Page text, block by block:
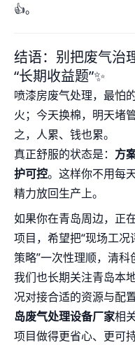
👍。
结语：别把废气治
“长期收益题”✨
喷漆房废气处理，最怕
火；今天换棉，明天堵
之，人累、钱也累。
真正舒服的状态是： 方
护可控。这样你不用每
精力放回生产上。
如果你在青岛周边，正
项目，希望把“现场工
策略”一次性理顺，清
我们也长期关注青岛本
况对接合适的资源与配
岛废气处理设备厂家相
项目做得更省心、更可持